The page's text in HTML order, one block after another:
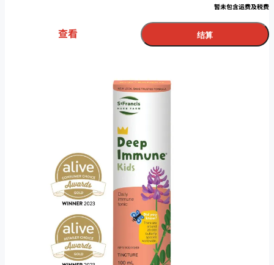
暂未包含运费及税费
查看 结算